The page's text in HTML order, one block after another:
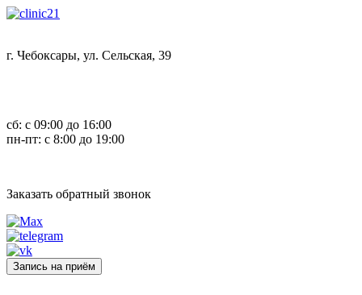
г. Чебоксары, ул. Сельская, 39
сб: с 09:00 до 16:00
пн-пт: с 8:00 до 19:00
Заказать обратный звонок
Запись на приём